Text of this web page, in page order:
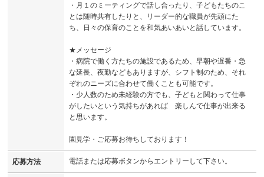
・月１のミーティングで話し合ったり、子どもたちのこ
とは随時共有したりと、リーダー的な職員が先頭にた
ち、日々の保育のことを和気あいあいと話しています。
★メッセージ
・病院で働く方たちの施設であるため、早朝や遅番・急
な延長、夜勤などもありますが、シフト制のため、それ
ぞれのニーズに合わせて働くことも可能です。
・少人数のため未経験の方でも、子どもと関わって仕事
がしたいという気持ちがあれば 楽しんで仕事が出来る
と思います。
園見学・ご応募お待ちしております！
応募方法 電話または応募ボタンからエントリーして下さい。